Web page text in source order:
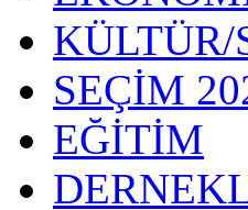
KÜLTÜR/
SEÇİM
EĞİTİM